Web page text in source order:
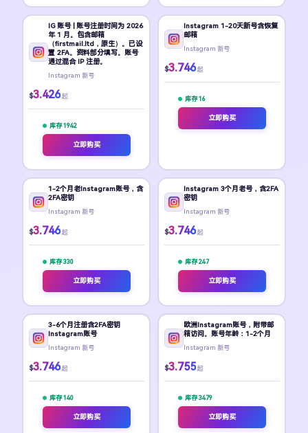
IG 账号 | 账号注册时间为 2026
年 1 月。包含邮箱
（firstmail.ltd，原生）。已设
置 2FA。资料部分填写。账号
通过混合 IP 注册。
Instagram 新号
$3.426 起
库存 1942
立即购买
Instagram 1-20天新号含恢复
邮箱
Instagram 新号
$3.746 起
库存 16
立即购买
1-2个月老Instagram账号，含
2FA密钥
Instagram 新号
$3.746 起
库存 330
立即购买
Instagram 3个月老号，含2FA
密钥
Instagram 新号
$3.746 起
库存 247
立即购买
3-6个月注册含2FA密钥
Instagram账号
Instagram 新号
$3.746 起
库存 140
立即购买
欧洲Instagram账号，附带邮
箱访问。账号年龄：1-2个月
Instagram 新号
$3.755 起
库存 3479
立即购买